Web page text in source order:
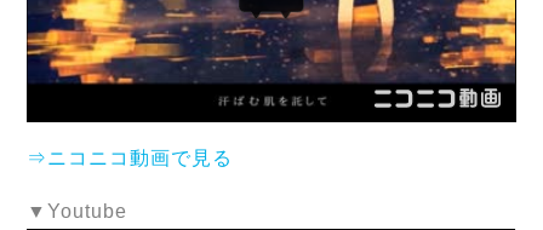
⇒ニコニコ動画で見る
▼Youtube